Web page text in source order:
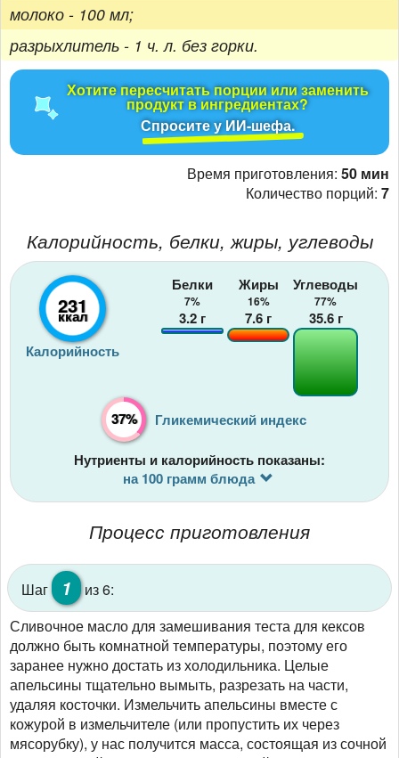
молоко - 100 мл;
разрыхлитель - 1 ч. л. без горки.
Хотите пересчитать порции или заменить
продукт в ингредиентах?
Спросите у ИИ-шефа.
Время приготовления: 50 мин
Количество порций: 7
Калорийность, белки, жиры, углеводы
231
ккал
Калорийность
Белки
7%
3.2 г
Жиры
16%
7.6 г
Углеводы
77%
35.6г
37% Гликемический индекс
Нутриенты и калорийность показаны:
на 100 грамм блюда
Процесс приготовления
Шаг 1
из 6:
Сливочное масло для замешивания теста для кексов
должно быть комнатной температуры, поэтому его
заранее нужно достать из холодильника. Целые
апельсины тщательно вымыть, разрезать на части,
удаляя косточки. Измельчить апельсины вместе с
кожурой в измельчителе (или пропустить их через
мясорубку), у нас получится масса, состоящая из сочной